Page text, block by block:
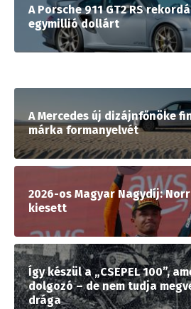
A Porsche 911 GT2 RS
egymillió dollárt
A Mercedes új dizájnfőnöke
márka formanyelvét
2026-os Magyar Nagydíj:
kiesett
Így készül a „CSEPEL 100”,
dolgozó – de nem tudja
drága